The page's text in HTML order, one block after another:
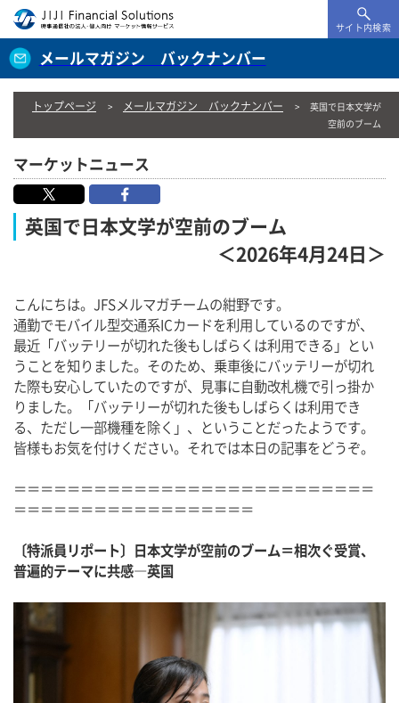
サイト内検索
メールマガジン バックナンバー
トップページ メールマガジン バックナンバー
英国で日本文学が
空前のブーム
マーケットニュース
英国で日本文学が空前のブーム
＜2026年4月24日＞
こんにちは。JFSメルマガチームの紺野です。
通勤でモバイル型交通系ICカードを利用しているのですが、
最近「バッテリーが切れた後もしばらくは利用できる」とい
うことを知りました。そのため、乗車後にバッテリーが切れ
た際も安心していたのですが、見事に自動改札機で引っ掛か
りました。「バッテリーが切れた後もしばらくは利用でき
る、ただし一部機種を除く」、ということだったようです。
皆様もお気を付けください。それでは本日の記事をどうぞ。
＝＝＝＝＝＝＝＝＝＝＝＝＝＝＝＝＝＝＝＝＝＝＝＝＝＝＝
＝＝＝＝＝＝＝＝＝＝＝＝＝＝＝＝＝＝
〔特派員リポート〕日本文学が空前のブーム＝相次ぐ受賞、
普遍的テーマに共感―英国